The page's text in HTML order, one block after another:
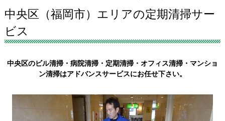
中央区（福岡市）エリアの定期清掃サー
ビス
中央区のビル清掃・病院清掃・定期清掃・オフィス清掃・マンショ
ン清掃はアドバンスサービスにお任せ下さい。